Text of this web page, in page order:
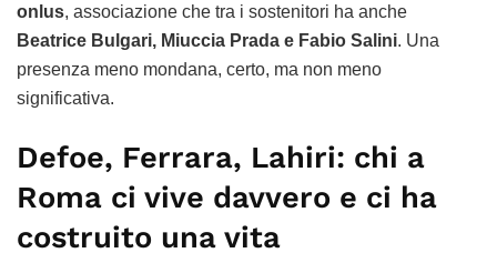
onlus, associazione che tra i sostenitori ha anche
Beatrice Bulgari, Miuccia Prada e Fabio Salini. Una
presenza meno mondana, certo, ma non meno
significativa.
Defoe, Ferrara, Lahiri: chi a
Roma ci vive davvero e ci ha
costruito una vita